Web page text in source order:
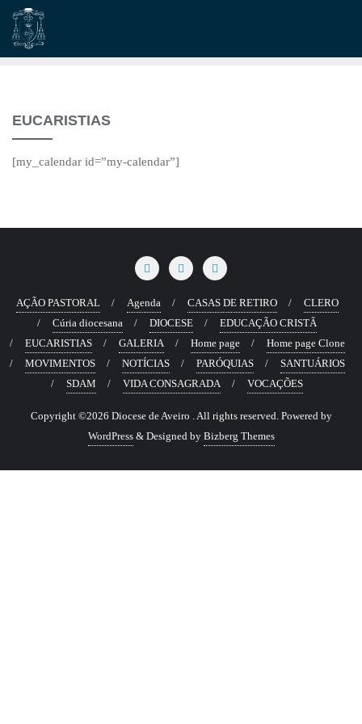
Skip
content
EUCARISTIAS
[my_calendar id=”my-calendar”]
AÇÃO PASTORAL Agenda CASAS DE RETIRO
CLERO
Cúria diocesana
DIOCESE
EDUCAÇÃO CRISTÃ
EUCARISTIAS
GALERIA Home page
Home page Clone
MOVIMENTOS
NOTÍCIAS PARÓQUIAS
SANTUÁRIOS
SDAM
VIDA CONSAGRADA VOCAÇÕES
Copyright ©2026 Diocese de Aveiro . All rights reserved. Powered by
WordPress & Designed by Bizberg Themes